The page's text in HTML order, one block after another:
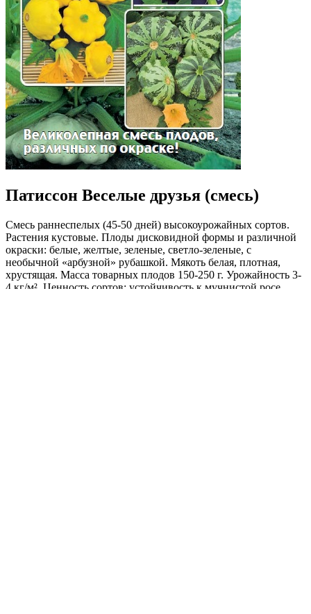
Патиссон Веселые друзья (смесь)
Смесь раннеспелых (45-50 дней) высокоурожайных сортов.
Растения кустовые. Плоды дисковидной формы и различной
окраски: белые, желтые, зеленые, светло-зеленые, с
необычной «арбузной» рубашкой. Мякоть белая, плотная,
хрустящая. Масса товарных плодов 150-250 г. Урожайность 3-
4 кг/м². Ценность сортов: устойчивость к мучнистой росе,